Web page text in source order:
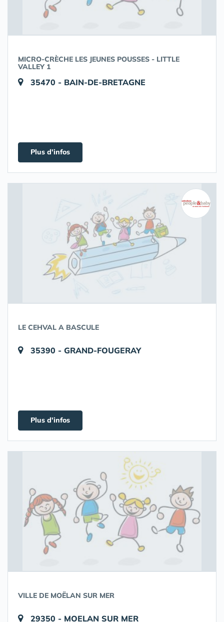
MICRO-CRÈCHE LES JEUNES POUSSES - LITTLE
VALLEY 1
35470 - BAIN-DE-BRETAGNE
Plus d'infos
LE CEHVAL A BASCULE
35390 - GRAND-FOUGERAY
Plus d'infos
VILLE DE MOËLAN SUR MER
29350 - MOELAN SUR MER